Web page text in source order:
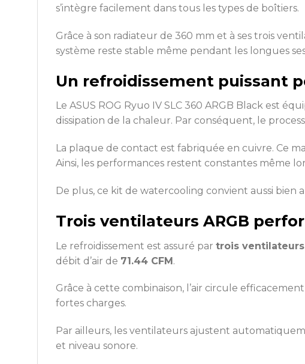
s’intègre facilement dans tous les types de boîtiers.
Grâce à son radiateur de 360 mm et à ses trois
système reste stable même pendant les longues
Un refroidissement puissant
Le ASUS ROG Ryuo IV SLC 360 ARGB Black est
dissipation de la chaleur. Par conséquent, le
La plaque de contact est fabriquée en cuivre. Ce
Ainsi, les performances restent constantes même
De plus, ce kit de watercooling convient aussi bien
Trois ventilateurs ARGB
Le refroidissement est assuré par trois ventilateurs
débit d’air de 71.44 CFM.
Grâce à cette combinaison, l’air circule
fortes charges.
Par ailleurs, les ventilateurs ajustent
et niveau sonore.